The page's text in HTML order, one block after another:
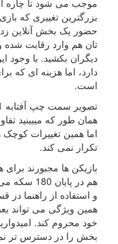
موجب می شود تا چاره
بزرگترین تغییری که
حضور یک بخش آنلاین زد.
تان هم وارد رقابت
دیگران بکشید. با
دارد، اما هزینه ای که
است.
همان طور که میبینید
اما همین تغییرات
تکرار نمی کند.
هم در
و استفاده از راهنما
همین ویژگی می تواند
خود محروم کند.
بخش را در دسترس تر